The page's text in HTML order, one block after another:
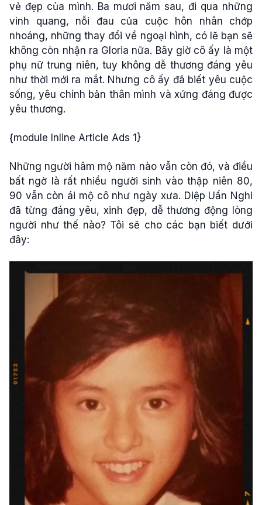
vẻ đẹp của mình. Ba mươi năm sau, đi qua những
vinh quang, nỗi đau của cuộc hôn nhân chớp
nhoáng, những thay đổi về ngoại hình, có lẽ bạn sẽ
không còn nhận ra Gloria nữa. Bây giờ cô ấy là một
phụ nữ trung niên, tuy không dễ thương đáng yêu
như thời mới ra mắt. Nhưng cô ấy đã biết yêu cuộc
sống, yêu chính bản thân mình và xứng đáng được
yêu thương.
{module Inline Article Ads 1}
Những người hâm mộ năm nào vẫn còn đó, và điều
bất ngờ là rất nhiều người sinh vào thập niên 80,
90 vẫn còn ái mộ cô như ngày xưa. Diệp Uẩn Nghi
đã từng đáng yêu, xinh đẹp, dễ thương động lòng
người như thế nào? Tôi sẽ cho các bạn biết dưới
đây: